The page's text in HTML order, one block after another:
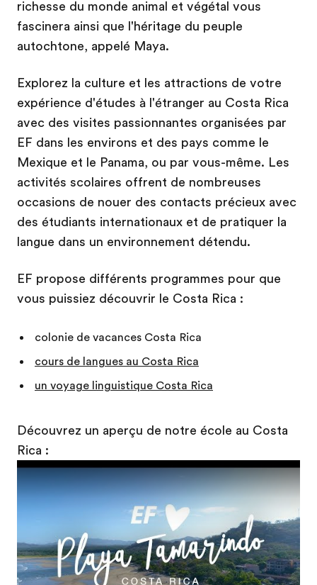
richesse du monde animal et végétal vous
fascinera ainsi que l'héritage du peuple
autochtone, appelé Maya.
Explorez la culture et les attractions de votre
expérience d'études à l'étranger au Costa Rica
avec des visites passionnantes organisées par
EF dans les environs et des pays comme le
Mexique et le Panama, ou par vous-même. Les
activités scolaires offrent de nombreuses
occasions de nouer des contacts précieux avec
des étudiants internationaux et de pratiquer la
langue dans un environnement détendu.
EF propose différents programmes pour que
vous puissiez découvrir le Costa Rica :
colonie de vacances Costa Rica
cours de langues au Costa Rica
un voyage linguistique Costa Rica
Découvrez un aperçu de notre école au Costa
Rica :